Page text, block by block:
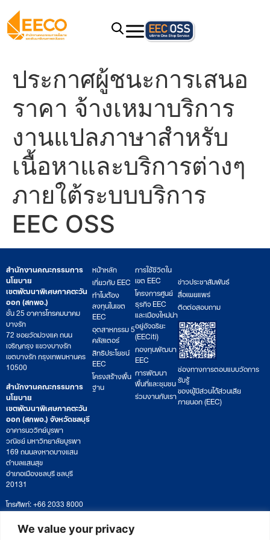
We value your privacy
ประกาศผู้ชนะการเสนอ
ราคา จ้างเหมาบริการ
งานแปลภาษาสำหรับ
เนื้อหาและบริการต่างๆ
ภายใต้ระบบบริการ
EEC OSS
สำนักงานคณะกรรมการ
นโยบาย
เขตพัฒนาพิเศษภาคตะวัน
ออก (สกพอ.)
ชั้น 25 อาคารโทรคมนาคม
บางรัก
72 ซอยวัดม่วงแค ถนน
เจริญกรุง แขวงบางรัก
เขตบางรัก กรุงเทพมหานคร
10500
สำนักงานคณะกรรมการ
นโยบาย
เขตพัฒนาพิเศษภาคตะวัน
ออก (สกพอ.) จังหวัดชลบุรี
อาคารนววิทย์บูรพา
วณิชย์ มหาวิทยาลัยบูรพา
169 ถนนลงหาดบางแสน
ตำบลแสนสุข
อำเภอเมืองชลบุรี ชลบุรี
20131
โทรศัพท์: +66 2033 8000
เวลาทำการ: จันทร์ – ศุกร์
09:00 – 17:00 น.
ติดตามหนังสือหรือยื่นเอกสาร
หน้าหลัก
เกี่ยวกับ EEC
ทำไมต้อง
ลงทุนในเขต
EEC
อุตสาหกรรม 5
คลัสเตอร์
สิทธิประโยชน์
EEC
โครงสร้างพื้น
ฐาน
การใช้ชีวิตใน
เขต EEC
โครงการศูนย์
ธุรกิจ EEC
และเมืองใหม่น่า
อยู่อัจฉริยะ
(EECiti)
กองทุนพัฒนา
EEC
การพัฒนา
พื้นที่และชุมชน
ร่วมงานกับเรา
ข่าวประชาสัมพันธ์
สื่อเผยแพร่
ติดต่อสอบถาม
ช่องทางการตอบแบบวัดการ
รับรู้
ของผู้มีส่วนได้ส่วนเสีย
ภายนอก (EEC)